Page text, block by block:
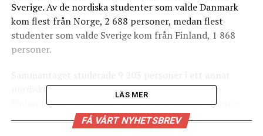
Sverige. Av de nordiska studenter som valde Danmark
kom flest från Norge, 2 688 personer, medan flest
studenter som valde Sverige kom från Finland, 1 868
personer.
nordiskt land under 2020. Antalet studenter från
Finland har ökat sedan 2015 medan antalet studenter
från Norge och Sverige har minskat.
LÄS MER
FÅ VÅRT NYHETSBREV